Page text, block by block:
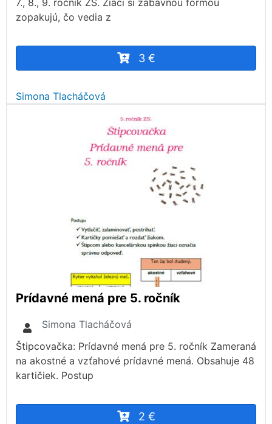
7., 8., 9. ročník ZŠ. Žiaci si zábavnou formou
zopakujú, čo vedia z
3 €
Simona Tlacháčová
Prídavné mená pre 5. ročník
Simona Tlacháčová
Štipcovačka: Prídavné mená pre 5. ročník Zameraná
na akostné a vzťahové prídavné mená. Obsahuje 48
kartičiek. Postup
2 €